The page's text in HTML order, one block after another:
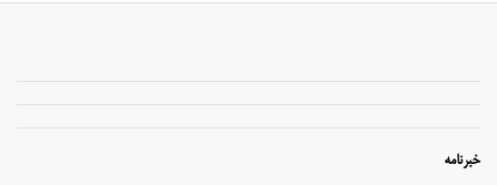
خبرنامه